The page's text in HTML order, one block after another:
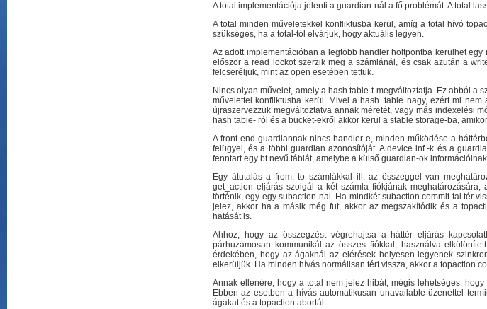
A total implementációja jelenti a guardian-nál a fő problémát. A total
A total minden műveletekkel konfliktusba kerül, amíg a total hívó
szükséges, ha a total-tól elvárjuk, hogy aktuális legyen.
Az adott implementációban a legtöbb handler holtpontba kerülhet
először a read lockot szerzik meg a számlánál, és csak azután a
felcseréljük, mint az open esetében tettük.
Nincs olyan művelet, amely a hash table-t megváltoztatja. Ez abból a
művelettel konfliktusba kerül. Mivel a hash_table nagy, ezért mi
újraszervezzük megváltoztatva annak méretét, vagy más indexelési
hash table- ról és a bucket-ekről akkor kerül a stable storage-ba,
A front-end guardiannak nincs handler-e, minden működése a
felügyel, és a többi guardian azonosítóját. A device inf.-k és a
fenntart egy bt nevű táblát, amelybe a külső guardian-ok
Egy átutalás a from, to számlákkal ill. az összeggel van
get_action eljárás szolgál a két számla fiókjának
történik, egy-egy subaction-nal. Ha mindkét subaction commit-tal tér
jelez, akkor ha a másik még fut, akkor az megszakítódik és a
hatását is.
Ahhoz, hogy az összegzést végrehajtsa a háttér eljárás
párhuzamosan kommunikál az összes fiókkal, használva
érdekében, hogy az ágaknál az elérések helyesen legyenek
elkerüljük. Ha minden hívás normálisan tért vissza, akkor a topaction
Annak ellenére, hogy a total nem jelez hibát, mégis lehetséges,
Ebben az esetben a hívás automatikusan unavailable üzenettel
ágakat és a topaction abortál.